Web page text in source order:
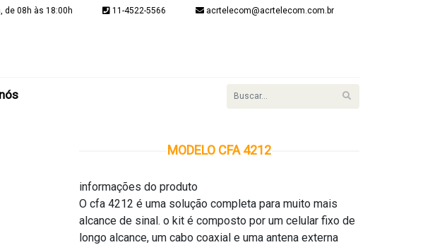
de 08h às 18:00h 11-4522-5566 acrtelecom@acrtelecom.com.br
MODELO CFA 4212
informações do produto
O cfa 4212 é uma solução completa para muito mais
alcance de sinal. o kit é composto por um celular fixo de
longo alcance, um cabo coaxial e uma antena externa